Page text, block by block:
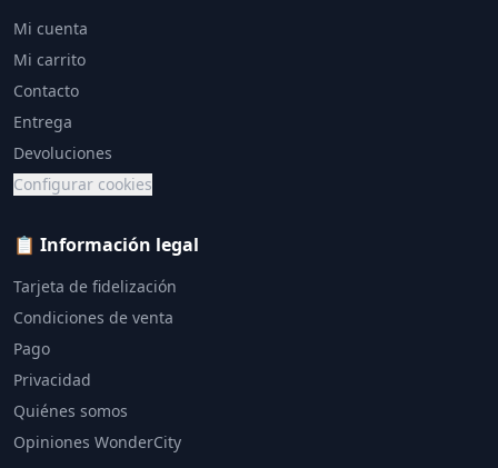
Mi cuenta
Mi carrito
Contacto
Entrega
Devoluciones
Configurar cookies
📋 Información legal
Tarjeta de fidelización
Condiciones de venta
Pago
Privacidad
Quiénes somos
Opiniones WonderCity